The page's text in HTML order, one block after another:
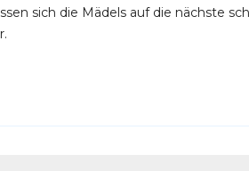
sich die Mädels auf die nächste